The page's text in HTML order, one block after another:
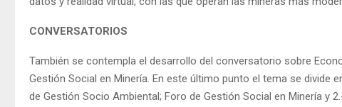
CONVERSATORIOS
También se contempla el desarrollo del conversatorio sobre
Gestión Social en Minería. En este último punto el tema se divide
de Gestión Socio Ambiental; Foro de Gestión Social en Minería y